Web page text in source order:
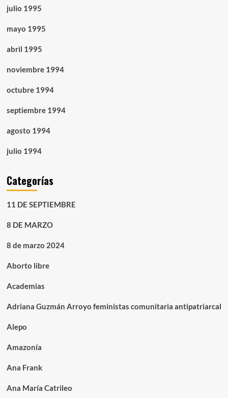
julio 1995
mayo 1995
abril 1995
noviembre 1994
octubre 1994
septiembre 1994
agosto 1994
julio 1994
Categorías
11 DE SEPTIEMBRE
8 DE MARZO
8 de marzo 2024
Aborto libre
Academias
Adriana Guzmán Arroyo feministas comunitaria antipatriarcal
Alepo
Amazonía
Ana Frank
Ana María Catrileo